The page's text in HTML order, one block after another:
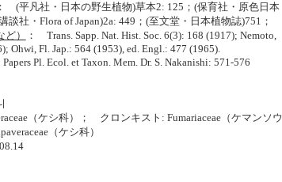
(平凡社・日本の野生植物)草本2: 125；(保育社・原色日本
談社・Flora of Japan)2a: 449；(至文堂・日本植物誌)751；
）
： Trans. Sapp. Nat. Hist. Soc. 6(3): 168 (1917); Nemoto,
Ohwi, Fl. Jap.: 564 (1953), ed. Engl.: 477 (1965).
Pl. Ecol. et Taxon. Mem. Dr. S. Nakanishi: 571-576
（ケシ科）； クロンキスト: Fumariaceae（ケマンソウ
（ケシ科）